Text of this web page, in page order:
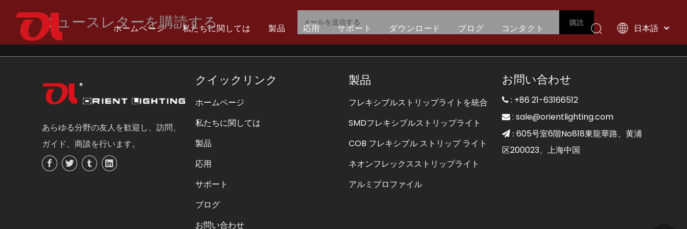
ホームページ 私たちに関しては 製品
アルミプロファイル
応用 サポート ダウンロード ブログ コンタクト
日本語
English
العربية
Deutsch
ニュースレターを購読する 購読
あらゆる分野の友人を歓迎し、訪問、
ガイド、商談を行います。
クイックリンク
ホームページ
私たちに関しては
製品
応用
サポート
ブログ
お問い合わせ
製品
フレキシブルストリップライトを統合
SMDフレキシブルストリップライト
COB フレキシブル ストリップ ライト
ネオンフレックスストリップライト
アルミプロファイル
お問い合わせ
 : +86 21-63166512
 : sale@orientlighting.com
 : 605号室6階No818東龍華路、黄浦
区200023、上海中国